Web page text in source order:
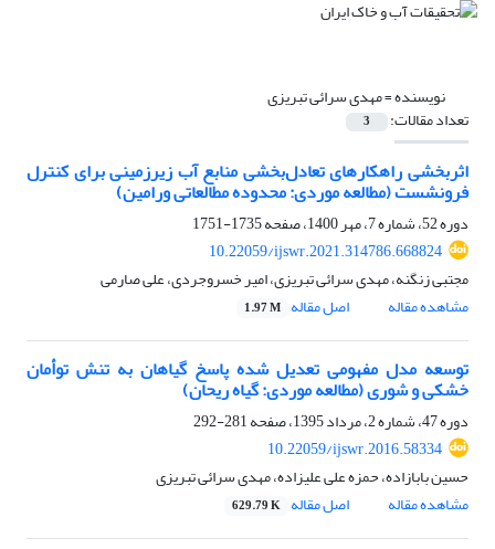
نویسنده =مهدی سرائی تبریزی
تعداد مقالات: 3
اثربخشی راهکارهای تعادل‌بخشی منابع آب زیرزمینی برای کنترل
فرونشست (مطالعه موردی: محدوده مطالعاتی ورامین)
دوره 52، شماره 7، مهر 1400، صفحه
1735-1751
10.22059/ijswr.2021.314786.668824
مجتبی زنگنه، مهدی سرائی تبریزی، امیر خسروجردی، علی صارمی
مشاهده مقاله
اصل مقاله 1.97 M
توسعه مدل مفهومی تعدیل شده پاسخ گیاهان به تنش توأمان
خشکی و شوری (مطالعه موردی: گیاه ریحان)
دوره 47، شماره 2، مرداد 1395، صفحه
281-292
10.22059/ijswr.2016.58334
حسین بابازاده، حمزه علی علیزاده، مهدی سرائی تبریزی
مشاهده مقاله
اصل مقاله 629.79 K